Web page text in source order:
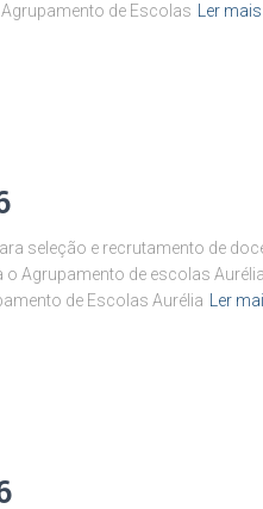
de Escolas
Ler mais
seleção e recrutamento de
o Agrupamento de escolas
de Escolas Aurélia
Ler